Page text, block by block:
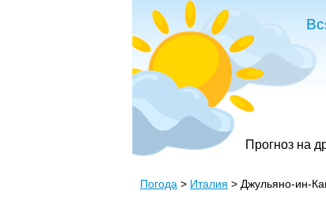
Прогноз на
Погода > Италия > Джульяно-ин-